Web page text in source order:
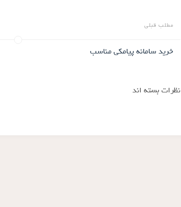
مطلب قبلی
خرید سامانه پیامکی مناسب
نظرات بسته اند